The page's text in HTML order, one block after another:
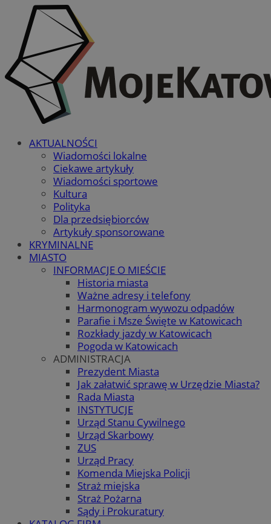
AKTUALNOŚCI
Wiadomości lokalne
Ciekawe artykuły
Wiadomości sportowe
Kultura
Polityka
Dla przedsiębiorców
Artykuły sponsorowane
KRYMINALNE
MIASTO
INFORMACJE O MIEŚCIE
Historia miasta
Ważne adresy i telefony
Harmonogram wywozu odpadów
Parafie i Msze Święte w Katowicach
Rozkłady jazdy w Katowicach
Pogoda w Katowicach
ADMINISTRACJA
Prezydent Miasta
Jak załatwić sprawę w Urzędzie Miasta?
Rada Miasta
INSTYTUCJE
Urząd Stanu Cywilnego
Urząd Skarbowy
ZUS
Urząd Pracy
Komenda Miejska Policji
Straż miejska
Straż Pożarna
Sądy i Prokuratury